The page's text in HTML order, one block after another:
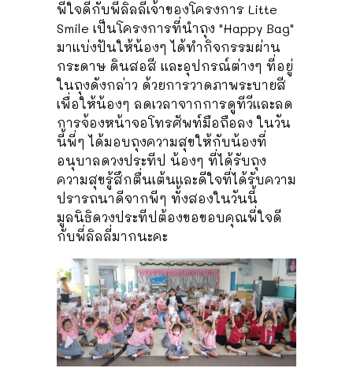
พี่ใจดีกับพี่ลิลลี่เจ้าของโครงการ Litte
Smile เป็นโครงการที่นำถุง "Happy Bag"
มาแบ่งปันให้น้องๆ ได้ทำกิจกรรมผ่าน
กระดาษ ดินสอสี และอุปกรณ์ต่างๆ ที่อยู่
ในถุงดังกล่าว ด้วยการวาดภาพระบายสี
เพื่อให้น้องๆ ลดเวลาจากการดูทีวีและลด
การจ้องหน้าจอโทรศัพท์มือถือลง ในวัน
นี้พี่ๆ ได้มอบถุงความสุขให้กับน้องที่
อนุบาลดวงประทีป น้องๆ ที่ได้รับถุง
ความสุขรู้สึกตื่นเต้นและดีใจที่ได้รับความ
ปรารถนาดีจากพีๆ ทั้งสองในวันนี้
มูลนิธิดวงประทีปต้องขอขอบคุณพี่ใจดี
กับพี่ลิลลี่มากนะคะ